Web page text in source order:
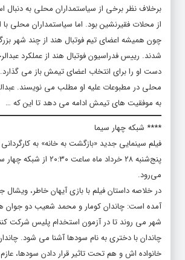
برخلاف نظر برخی از سیاستمداران محلی به دنبال
از محلات فقیرنشین بود. اما سیاستمداران محلی با
چون همیشه اعضای تیم فوتبال هند از چند شهر
شدند. رییس فدراسیون فوتبال هند از عملکرد
دست او را برای انتخاب اعضای تیمش باز می گذارد.
محلی در مطبوعات علیه او مطلب می نویسند.
به موفقیت های تیمش ادامه می دهد تا این که …
**** شبکه چهار سیما
فیلم سینمایی جدید «بازگشت به خانه» به کارگردانی
پنج‌شنبه ۲۸ خرداد ماه ساعت
می‌رود.
در خلاصه داستان فیلم با بازی آیهان خاطر، ویشال
آمده است: چاندان کومار و محمد شعیب دو جوان
شهر می روند تا در آزمون استخدام پلیس شرکت
چاندان با دختری به نام سودها آشنا می شود.
خانواده اش و هم تحت تاثیر قرار دادن سودها،